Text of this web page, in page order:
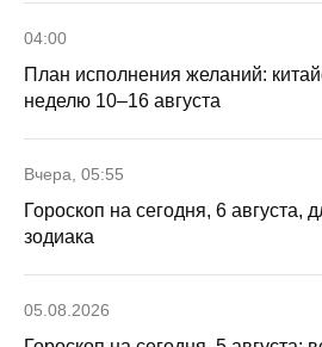
04:00
План исполнения желаний:
неделю 10–16 августа
Вчера, 05:55
Гороскоп на сегодня, 6 августа,
зодиака
05.08.2026